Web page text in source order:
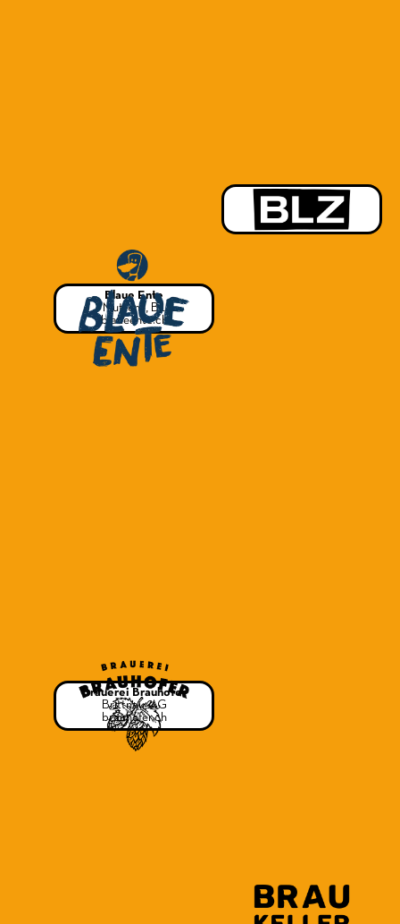
Blaue Ente
Muttenz, BL
blaueente.ch
BLZ
Orvin, BE
blz-company.ch
Brauerei Brauhofer
Brittnau, AG
brauhofer.ch